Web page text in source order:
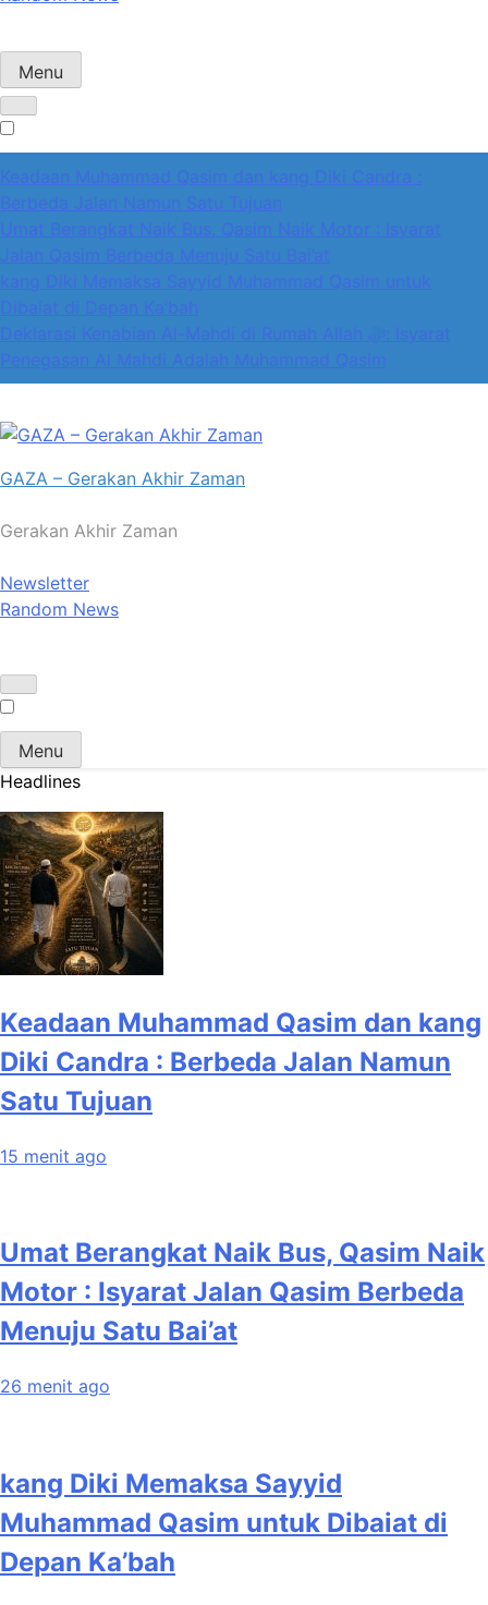
Menu
Keadaan Muhammad Qasim dan kang Diki Candra :
Berbeda Jalan Namun Satu Tujuan
Umat Berangkat Naik Bus, Qasim Naik Motor : Isyarat
Jalan Qasim Berbeda Menuju Satu Bai’at
kang Diki Memaksa Sayyid Muhammad Qasim untuk
Dibaiat di Depan Ka’bah
Deklarasi Kenabian Al-Mahdi di Rumah Allah ﷻ: Isyarat
Penegasan Al Mahdi Adalah Muhammad Qasim
GAZA – Gerakan Akhir Zaman
Gerakan Akhir Zaman
Newsletter
Random News
Menu
Headlines
Keadaan Muhammad Qasim dan kang
Diki Candra : Berbeda Jalan Namun
Satu Tujuan
15 menit ago
Umat Berangkat Naik Bus, Qasim Naik
Motor : Isyarat Jalan Qasim Berbeda
Menuju Satu Bai’at
26 menit ago
kang Diki Memaksa Sayyid
Muhammad Qasim untuk Dibaiat di
Depan Ka’bah